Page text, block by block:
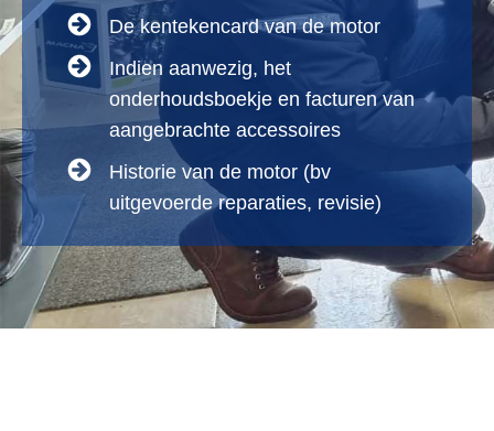
De kentekencard van de motor
Indien aanwezig, het
onderhoudsboekje en facturen van
aangebrachte accessoires
Historie van de motor (bv
uitgevoerde reparaties, revisie)